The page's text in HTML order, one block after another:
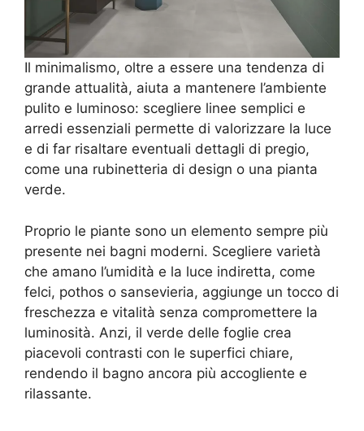
Il minimalismo, oltre a essere una tendenza di
grande attualità, aiuta a mantenere l’ambiente
pulito e luminoso: scegliere linee semplici e
arredi essenziali permette di valorizzare la luce
e di far risaltare eventuali dettagli di pregio,
come una rubinetteria di design o una pianta
verde.
Proprio le piante sono un elemento sempre più
presente nei bagni moderni. Scegliere varietà
che amano l’umidità e la luce indiretta, come
felci, pothos o sansevieria, aggiunge un tocco di
freschezza e vitalità senza compromettere la
luminosità. Anzi, il verde delle foglie crea
piacevoli contrasti con le superfici chiare,
rendendo il bagno ancora più accogliente e
rilassante.